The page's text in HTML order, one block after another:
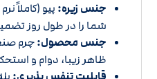
جنس زیره: پیو (کاملاً
شما را در طول روز
جنس محصول:چرم
ظاهر زیبا، دوام و